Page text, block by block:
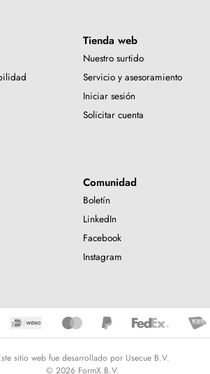
Tienda web
Nuestro surtido
Servicio y asesoramiento
Iniciar sesión
Solicitar cuenta
Comunidad
Boletín
LinkedIn
Facebook
Instagram
sitio web fue desarrollado por Usecue B.V.
© 2026 FormX B.V.